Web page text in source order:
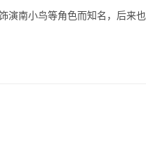
演南小鸟等角色而知名，后来